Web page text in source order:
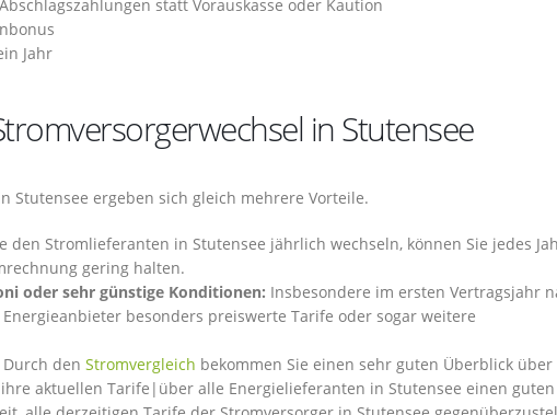
statt Vorauskasse oder Kaution
Jahr
in Stutensee
Stutensee ergeben sich gleich mehrere Vorteile.
den Stromlieferanten in Stutensee jährlich wechseln, können Sie jedes
gering halten.
oder sehr günstige Konditionen: Insbesondere im ersten Vertragsjahr
besonders preiswerte Tarife oder sogar weitere
Durch den Stromvergleich bekommen Sie einen sehr guten Überblick über
aktuellen Tarife|über alle Energielieferanten in Stutensee einen guten